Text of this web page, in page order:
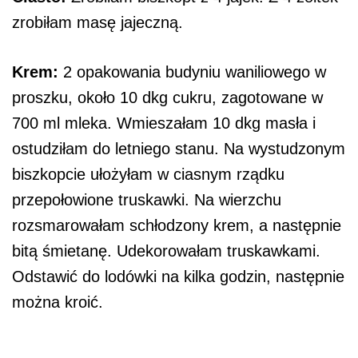
zrobiłam masę jajeczną.
Krem: 2 opakowania budyniu waniliowego w
proszku, około 10 dkg cukru, zagotowane w
700 ml mleka. Wmieszałam 10 dkg masła i
ostudziłam do letniego stanu. Na wystudzonym
biszkopcie ułożyłam w ciasnym rządku
przepołowione truskawki. Na wierzchu
rozsmarowałam schłodzony krem, a następnie
bitą śmietanę. Udekorowałam truskawkami.
Odstawić do lodówki na kilka godzin, następnie
można kroić.